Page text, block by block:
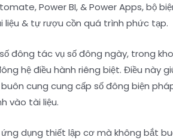
Power BI, & Power Apps, bộ
& tự rượu cồn quá trình phức tạp.
đông tác vụ số đông ngày, trong
hệ điều hành riêng biệt. Điều này
cung cung cấp số đông biện
vào tài liệu.
dụng thiết lập cơ mà không bắt